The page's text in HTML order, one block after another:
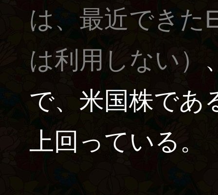
は、最近できた
は利用しない）
で、米国株であ
上回っている。